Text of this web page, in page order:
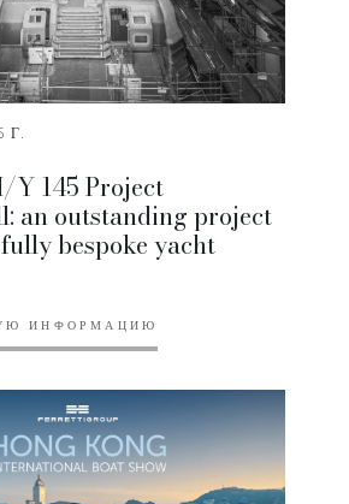
Г.
Y 145 Project
an outstanding project
bespoke yacht
ИНФОРМАЦИЮ